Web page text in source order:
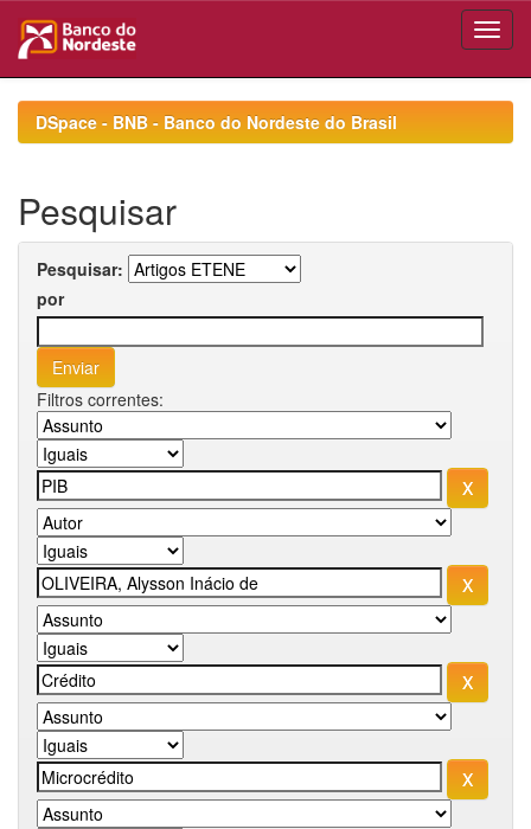
navigationDSpace - BNB - Banco do Nordeste do Brasil
Pesquisar
Pesquisar:
por
Filtros correntes: